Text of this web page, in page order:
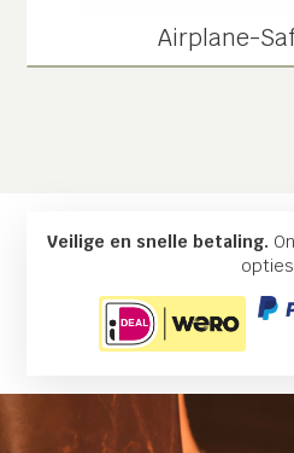
Airplane-
Veilige en snelle betaling.